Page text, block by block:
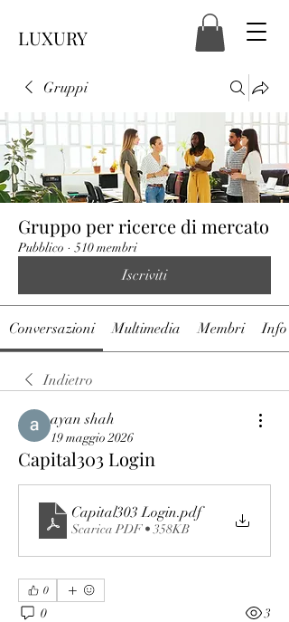
LUXURY
Gruppi
Gruppo per ricerce di mercato
Pubblico · 510 membri
Iscriviti
Conversazioni Multimedia Membri Info
Indietro
ayan shah
19 maggio 2026
Capital303 Login
Capital303 Login.pdf
Scarica PDF • 358KB
0
0 3